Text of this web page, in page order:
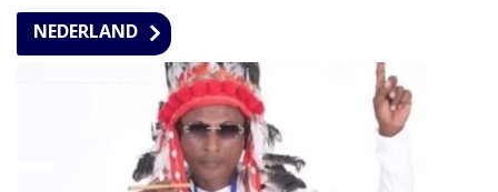
NEDERLAND